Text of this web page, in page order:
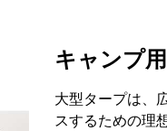
キャンプ
大型タープは、
スするための理